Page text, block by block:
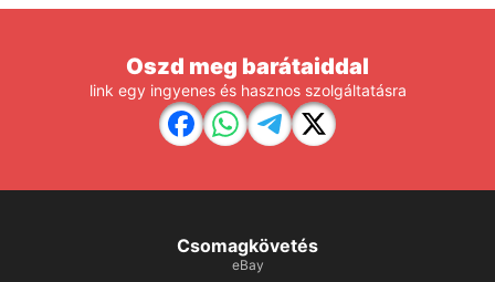
Oszd meg barátaiddal
link egy ingyenes és hasznos szolgáltatásra
Csomagkövetés
eBay